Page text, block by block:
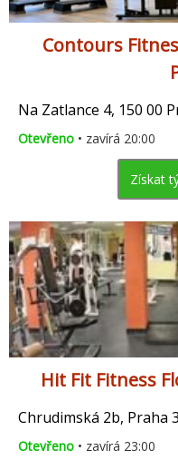
Contours
Na Zatlance 4, 150 00
Otevřeno • zavírá 20:00
Získat
Hit Fit Fitness
Chrudimská 2b, Praha
Otevřeno • zavírá 23:00